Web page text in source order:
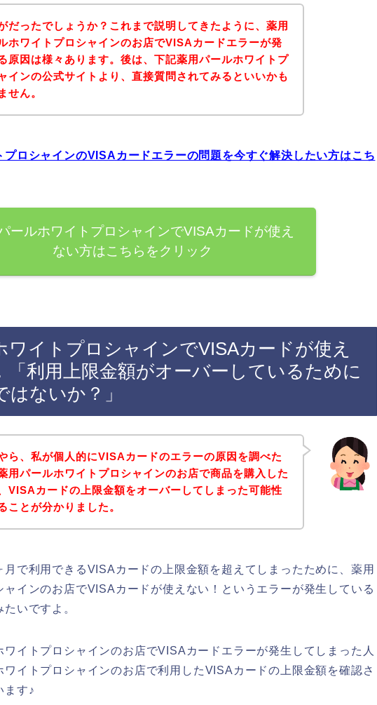
だったでしょうか？これまで説明してきたように、薬用
ホワイトプロシャインのお店でVISAカードエラーが発
原因は様々あります。後は、下記薬用パールホワイトプ
インの公式サイトより、直接質問されてみるといいかも
せん。
プロシャインのVISAカードエラーの問題を今すぐ解決したい方はこち
ールホワイトプロシャインでVISAカードが使え
ない方はこちらをクリック
ワイトプロシャインでVISAカードが使え
「利用上限金額がオーバーしているために
ないか？」
ら、私が個人的にVISAカードのエラーの原因を調べた
用パールホワイトプロシャインのお店で商品を購入した
VISAカードの上限金額をオーバーしてしまった可能性
ことが分かりました。
月で利用できるVISAカードの上限金額を超えてしまったために、薬用
ャインのお店でVISAカードが使えない！というエラーが発生している
いですよ。
ワイトプロシャインのお店でVISAカードエラーが発生してしまった人
ワイトプロシャインのお店で利用したVISAカードの上限金額を確認さ
ます♪